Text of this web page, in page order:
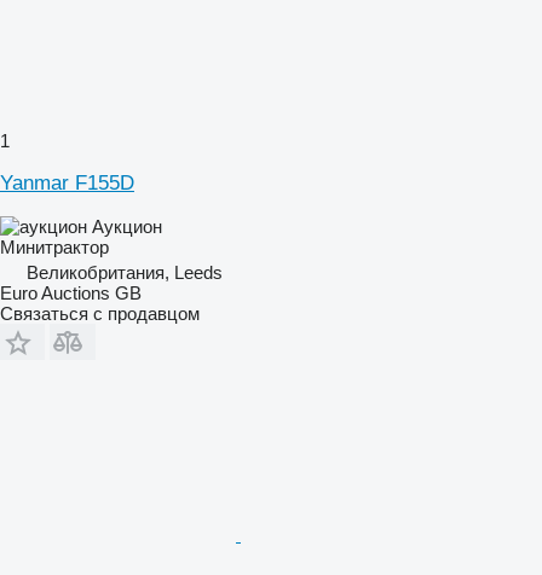
1
Yanmar F155D
Аукцион
Минитрактор
Великобритания, Leeds
Euro Auctions GB
Связаться с продавцом